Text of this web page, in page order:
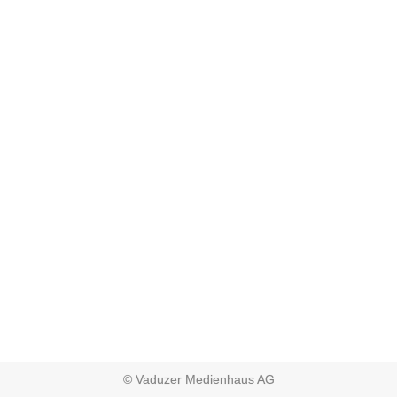
© Vaduzer Medienhaus AG